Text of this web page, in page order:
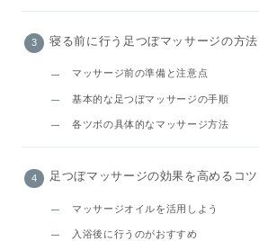
寝る前に行う足つぼマッサージの方法
マッサージ前の準備と注意点
基本的な足つぼマッサージの手順
各ツボの具体的なマッサージ方法
足つぼマッサージの効果を高めるコツ
マッサージオイルを活用しよう
入浴後に行うのがおすすめ